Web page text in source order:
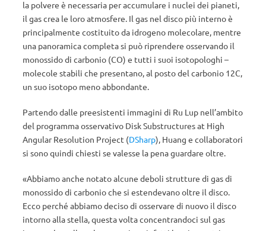
la polvere è necessaria per accumulare i nuclei dei pianeti,
il gas crea le loro atmosfere. Il gas nel disco più interno è
principalmente costituito da idrogeno molecolare, mentre
una panoramica completa si può riprendere osservando il
monossido di carbonio (CO) e tutti i suoi isotopologhi –
molecole stabili che presentano, al posto del carbonio 12C,
un suo isotopo meno abbondante.
Partendo dalle preesistenti immagini di Ru Lup nell’ambito
del programma osservativo Disk Substructures at High
Angular Resolution Project (DSharp), Huang e collaboratori
si sono quindi chiesti se valesse la pena guardare oltre.
«Abbiamo anche notato alcune deboli strutture di gas di
monossido di carbonio che si estendevano oltre il disco.
Ecco perché abbiamo deciso di osservare di nuovo il disco
intorno alla stella, questa volta concentrandoci sul gas